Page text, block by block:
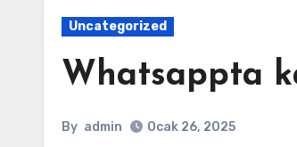
Uncategorized
Whatsappta
By admin Ocak 26, 2025